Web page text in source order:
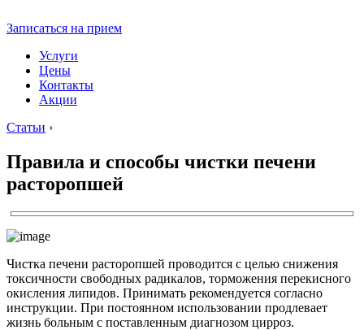
Записаться на прием
Услуги
Цены
Контакты
Акции
Статьи ›
Правила и способы чистки печени
расторопшей
Чистка печени расторопшей проводится с целью снижения
токсичности свободных радикалов, торможения перекисного
окисления липидов. Принимать рекомендуется согласно
инструкции. При постоянном использовании продлевает
жизнь больным с поставленным диагнозом цирроз.